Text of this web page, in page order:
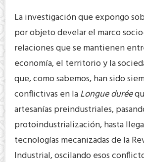
La investigación que expongo
por objeto develar el marco
relaciones que se mantienen
economía, el territorio y la
que, como sabemos, han sido
conflictivas en laLongue durée
artesanías preindustriales,
protoindustrialización, hasta
tecnologías mecanizadas de la
Industrial, oscilando esos